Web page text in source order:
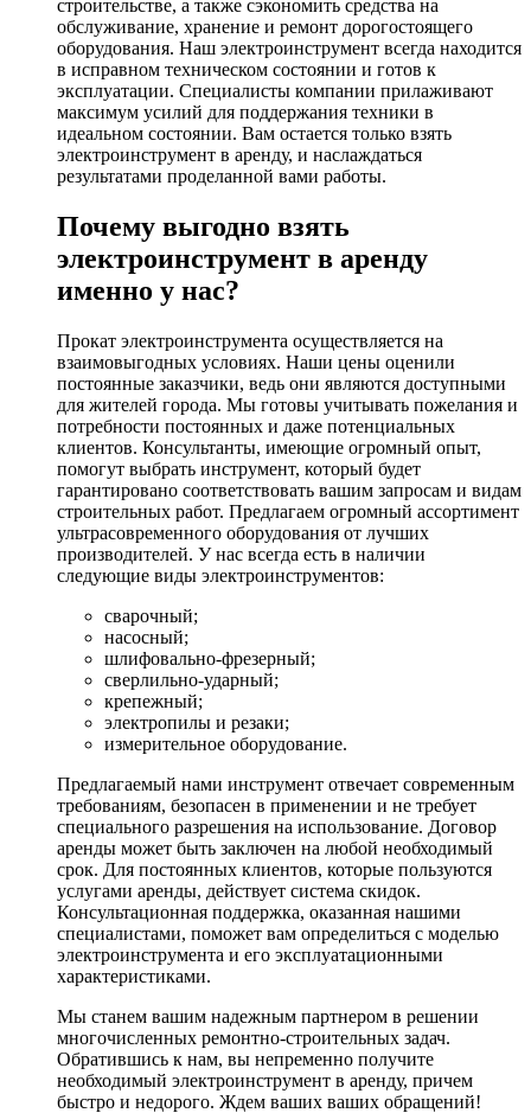
строительстве, а также сэкономить средства на
обслуживание, хранение и ремонт дорогостоящего
оборудования. Наш электроинструмент всегда находится
в исправном техническом состоянии и готов к
эксплуатации. Специалисты компании прилаживают
максимум усилий для поддержания техники в
идеальном состоянии. Вам остается только взять
электроинструмент в аренду, и наслаждаться
результатами проделанной вами работы.
Почему выгодно взять
электроинструмент в аренду
именно у нас?
Прокат электроинструмента осуществляется на
взаимовыгодных условиях. Наши цены оценили
постоянные заказчики, ведь они являются доступными
для жителей города. Мы готовы учитывать пожелания и
потребности постоянных и даже потенциальных
клиентов. Консультанты, имеющие огромный опыт,
помогут выбрать инструмент, который будет
гарантировано соответствовать вашим запросам и видам
строительных работ. Предлагаем огромный ассортимент
ультрасовременного оборудования от лучших
производителей. У нас всегда есть в наличии
следующие виды электроинструментов:
сварочный;
насосный;
шлифовально-фрезерный;
сверлильно-ударный;
крепежный;
электропилы и резаки;
измерительное оборудование.
Предлагаемый нами инструмент отвечает современным
требованиям, безопасен в применении и не требует
специального разрешения на использование. Договор
аренды может быть заключен на любой необходимый
срок. Для постоянных клиентов, которые пользуются
услугами аренды, действует система скидок.
Консультационная поддержка, оказанная нашими
специалистами, поможет вам определиться с моделью
электроинструмента и его эксплуатационными
характеристиками.
Мы станем вашим надежным партнером в решении
многочисленных ремонтно-строительных задач.
Обратившись к нам, вы непременно получите
необходимый электроинструмент в аренду, причем
быстро и недорого. Ждем ваших ваших обращений!